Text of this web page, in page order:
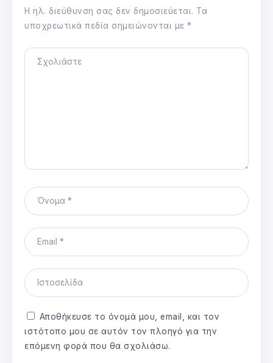
Η ηλ. διεύθυνση σας δεν δημοσιεύεται. Τα
υποχρεωτικά πεδία σημειώνονται με *
Αποθήκευσε το όνομά μου, email, και τον
ιστότοπο μου σε αυτόν τον πλοηγό για την
επόμενη φορά που θα σχολιάσω.